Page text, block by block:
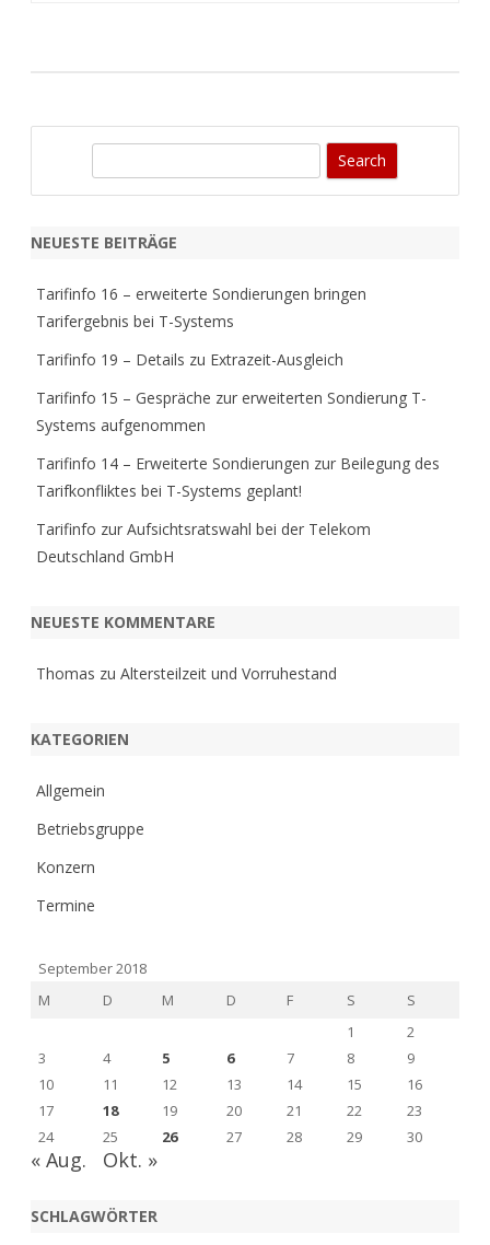
r
h
NEUESTE BEITRÄGE
Tarifinfo 16 – erweiterte Sondierungen bringen
Tarifergebnis bei T-Systems
Tarifinfo 19 – Details zu Extrazeit-Ausgleich
Tarifinfo 15 – Gespräche zur erweiterten Sondierung T-
Systems aufgenommen
Tarifinfo 14 – Erweiterte Sondierungen zur Beilegung des
Tarifkonfliktes bei T-Systems geplant!
Tarifinfo zur Aufsichtsratswahl bei der Telekom
Deutschland GmbH
NEUESTE KOMMENTARE
Thomas zu Altersteilzeit und Vorruhestand
KATEGORIEN
Allgemein
Betriebsgruppe
Konzern
Termine
September 2018
M
D M D F S
S
1
2
3
4 5 6 7 8
9
10
11 12 13 14 15
16
17
18 19 20 21 22
23
24
25 26 27 28 29 30
« Aug. Okt. »
SCHLAGWÖRTER